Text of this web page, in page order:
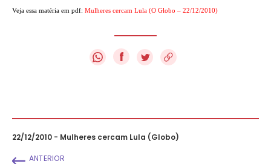
Veja essa matéria em pdf: Mulheres cercam Lula (O Globo – 22/12/2010)
f
22/12/2010 - Mulheres cercam Lula (Globo)
ANTERIOR